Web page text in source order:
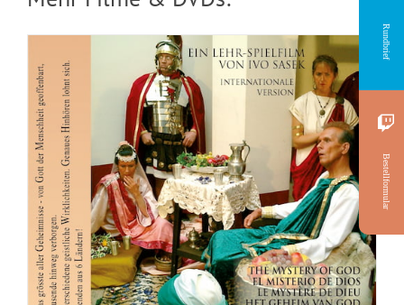
DVD: 2 Evangelisationstreffen –
Himmlisches Leben und Göttliche
Fundamente
Rundbrief
Bestellformular